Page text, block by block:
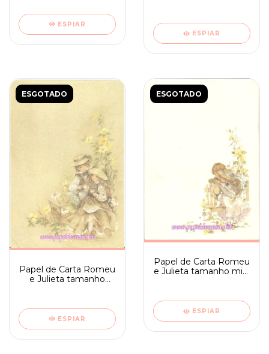
ESPIAR
ESPIAR
ESGOTADO
Papel de Carta Romeu
e Julieta tamanho
ESPIAR
ESGOTADO
Papel de Carta Romeu
e Julieta tamanho mini
ESPIAR